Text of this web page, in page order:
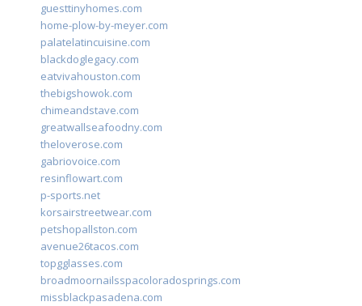
guesttinyhomes.com
home-plow-by-meyer.com
palatelatincuisine.com
blackdoglegacy.com
eatvivahouston.com
thebigshowok.com
chimeandstave.com
greatwallseafoodny.com
theloverose.com
gabriovoice.com
resinflowart.com
p-sports.net
korsairstreetwear.com
petshopallston.com
avenue26tacos.com
topgglasses.com
broadmoornailsspacoloradosprings.com
missblackpasadena.com